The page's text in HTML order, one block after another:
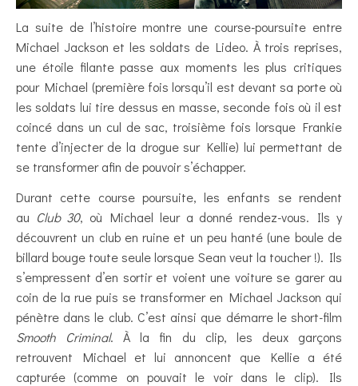
La suite de l’histoire montre une course-poursuite entre
Michael Jackson et les soldats de Lideo. À trois reprises,
une étoile filante passe aux moments les plus critiques
pour Michael (première fois lorsqu’il est devant sa porte où
les soldats lui tire dessus en masse, seconde fois où il est
coincé dans un cul de sac, troisième fois lorsque Frankie
tente d’injecter de la drogue sur Kellie) lui permettant de
se transformer afin de pouvoir s’échapper.
Durant cette course poursuite, les enfants se rendent
au Club 30, où Michael leur a donné rendez-vous. Ils y
découvrent un club en ruine et un peu hanté (une boule de
billard bouge toute seule lorsque Sean veut la toucher !). Ils
s’empressent d’en sortir et voient une voiture se garer au
coin de la rue puis se transformer en Michael Jackson qui
pénètre dans le club. C’est ainsi que démarre le short-film
Smooth Criminal. À la fin du clip, les deux garçons
retrouvent Michael et lui annoncent que Kellie a été
capturée (comme on pouvait le voir dans le clip). Ils